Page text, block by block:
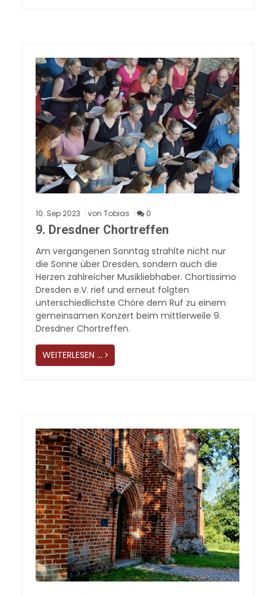
10. Sep 2023 von Tobias 0
9. Dresdner Chortreffen
Am vergangenen Sonntag strahlte nicht nur
die Sonne über Dresden, sondern auch die
Herzen zahlreicher Musikliebhaber. Chortissimo
Dresden e.V. rief und erneut folgten
unterschiedlichste Chöre dem Ruf zu einem
gemeinsamen Konzert beim mittlerweile 9.
Dresdner Chortreffen.
WEITERLESEN …